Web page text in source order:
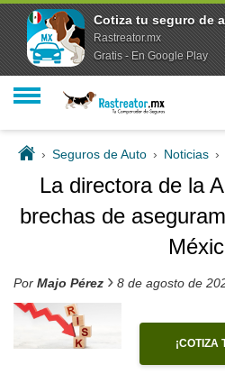
› Seguros de Auto › Noticias ›
La directora de la
brechas de
Por Majo Pérez › 8 de agosto de
¡COTIZA
Cotiza tu seguro de
Rastreator.mx
Gratis - En Google Play